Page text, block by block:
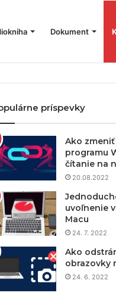
Dokument
príspevky
Ako
programu
čítanie na
20.08.2022
uvoľnenie
Macu
24. 7. 2022
Ako
obrazovky
24. 6. 2022